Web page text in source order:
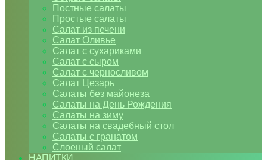
Постные салаты
Простые салаты
Салат из печени
Салат Оливье
Салат с сухариками
Салат с сыром
Салат с черносливом
Салат Цезарь
Салаты без майонеза
Салаты на День Рождения
Салаты на зиму
Салаты на свадебный стол
Салаты с гранатом
Слоеный салат
НАПИТКИ